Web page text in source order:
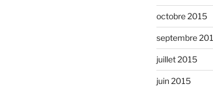
octobre 2015
septembre
juillet 2015
juin 2015